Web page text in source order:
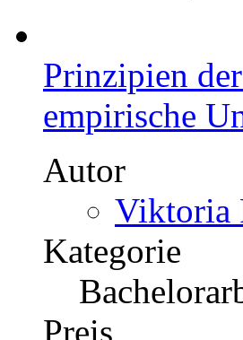
Prinzipien
empirische
Autor
Viktoria
Kategorie
Preis